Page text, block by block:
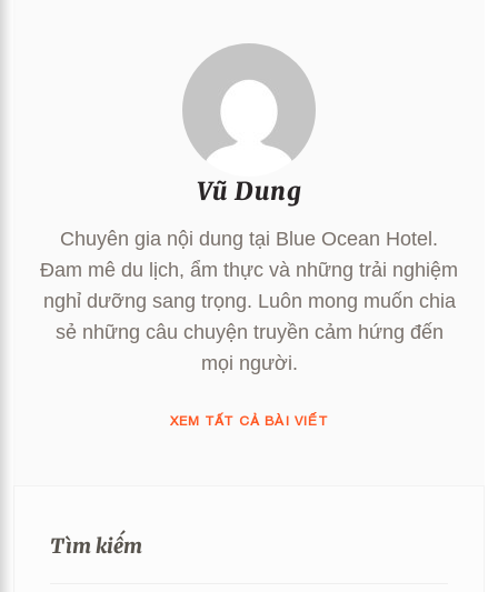
Vũ Dung
Chuyên gia nội dung tại Blue Ocean Hotel.
Đam mê du lịch, ẩm thực và những trải nghiệm
nghỉ dưỡng sang trọng. Luôn mong muốn chia
sẻ những câu chuyện truyền cảm hứng đến
mọi người.
XEM TẤT CẢ BÀI VIẾT
Tìm kiếm